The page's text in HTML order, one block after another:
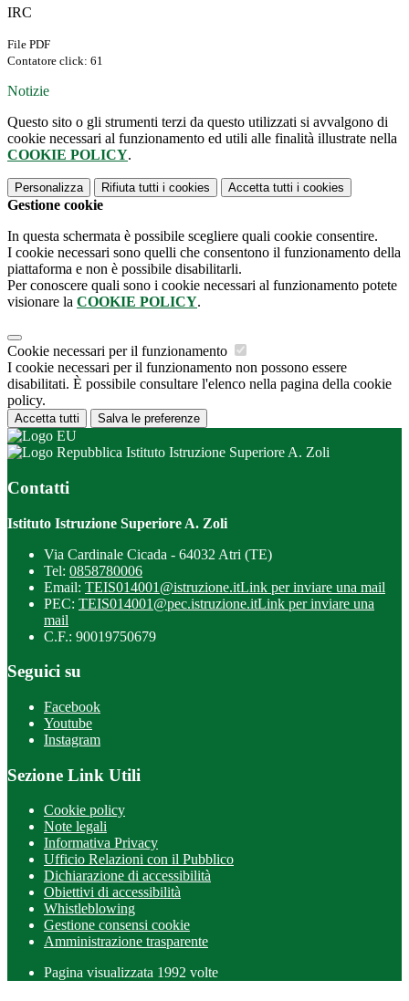
IRC
File PDF
Contatore click: 61
Notizie
Questo sito o gli strumenti terzi da questo utilizzati si avvalgono di
cookie necessari al funzionamento ed utili alle finalità illustrate nella
COOKIE POLICY.
Personalizza Rifiuta tutti i cookies Accetta tutti i cookies
Gestione cookie
In questa schermata è possibile scegliere quali cookie consentire.
I cookie necessari sono quelli che consentono il funzionamento della
piattaforma e non è possibile disabilitarli.
Per conoscere quali sono i cookie necessari al funzionamento potete
visionare la COOKIE POLICY.
Cookie necessari per il funzionamento
I cookie necessari per il funzionamento non possono essere
disabilitati. È possibile consultare l'elenco nella pagina della cookie
policy.
Accetta tutti Salva le preferenze
Istituto Istruzione Superiore A. Zoli
Contatti
Istituto Istruzione Superiore A. Zoli
Via Cardinale Cicada - 64032 Atri (TE)
Tel: 0858780006
Email: TEIS014001@istruzione.itLink per inviare una mail
PEC: TEIS014001@pec.istruzione.itLink per inviare una
mail
C.F.: 90019750679
Seguici su
Facebook
Youtube
Instagram
Sezione Link Utili
Cookie policy
Note legali
Informativa Privacy
Ufficio Relazioni con il Pubblico
Dichiarazione di accessibilità
Obiettivi di accessibilità
Whistleblowing
Gestione consensi cookie
Amministrazione trasparente
Pagina visualizzata 1992 volte